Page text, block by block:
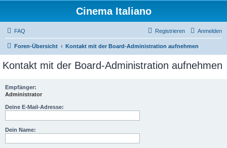
Cinema Italiano
FAQ Anmelden
Registrieren
Foren-Übersicht Kontakt mit der Board-Administration aufnehmen
Kontakt mit der Board-Administration aufnehmen
Empfänger:
Administrator
Deine E-Mail-Adresse:
Dein Name: